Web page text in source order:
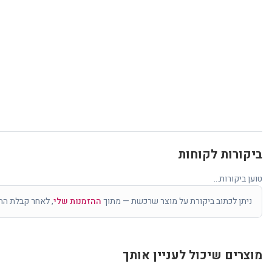
ביקורות לקוחות
טוען ביקורות...
ניתן לכתוב ביקורת על מוצר שרכשת — מתוךההזמנות שלי, לאחר קבלת
מוצרים שיכול לעניין אותך